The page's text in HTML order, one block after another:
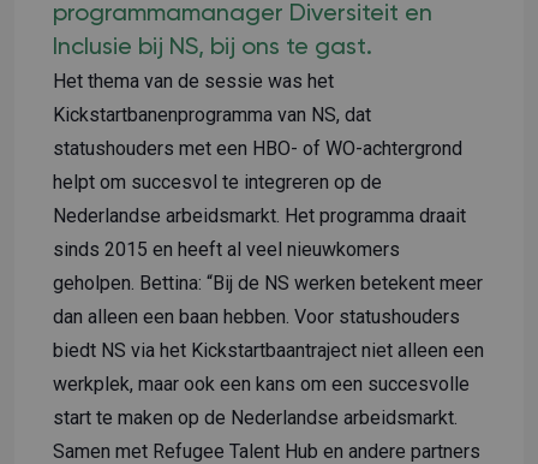
programmamanager Diversiteit en
Inclusie bij NS, bij ons te gast.
Het thema van de sessie was het
Kickstartbanenprogramma van NS, dat
statushouders met een HBO- of WO-achtergrond
helpt om succesvol te integreren op de
Nederlandse arbeidsmarkt. Het programma draait
sinds 2015 en heeft al veel nieuwkomers
geholpen. Bettina: “Bij de NS werken betekent meer
dan alleen een baan hebben. Voor statushouders
biedt NS via het Kickstartbaantraject niet alleen een
werkplek, maar ook een kans om een succesvolle
start te maken op de Nederlandse arbeidsmarkt.
Samen met Refugee Talent Hub en andere partners